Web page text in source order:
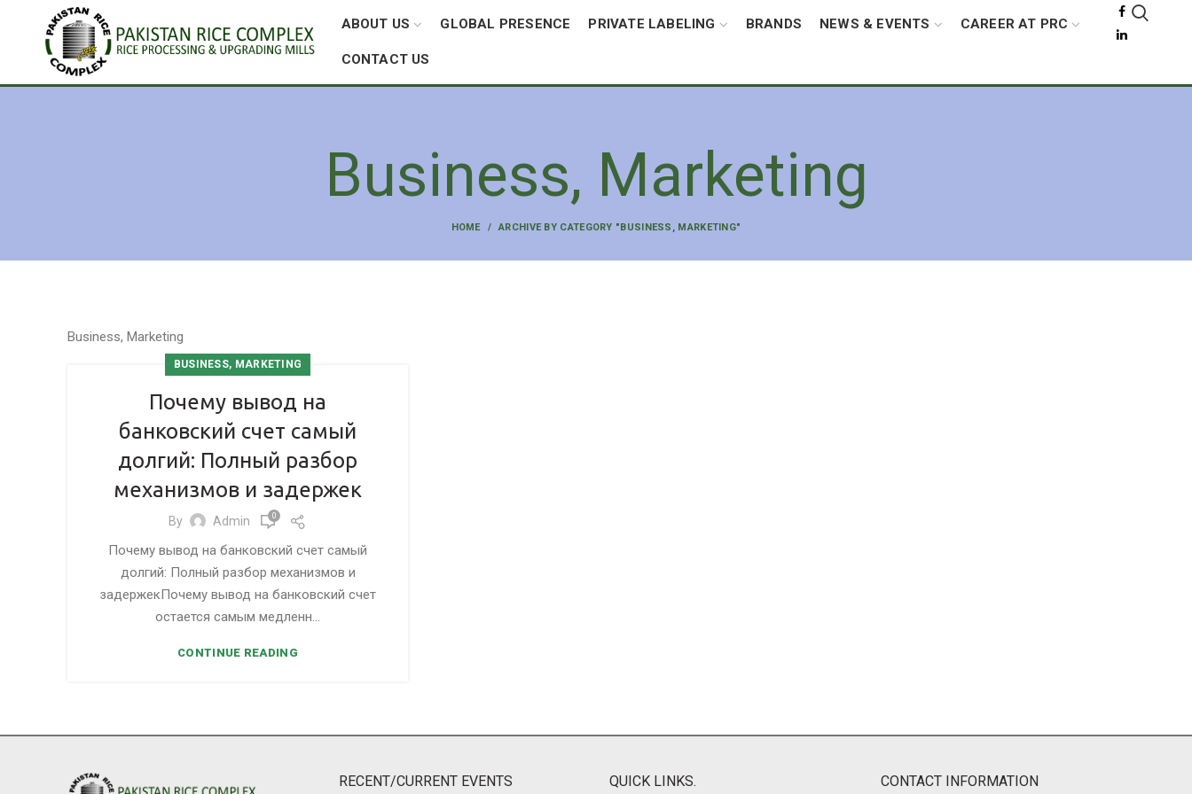
ABOUT US GLOBAL PRESENCE PRIVATE LABELING BRANDS NEWS & EVENTS CAREER AT PRC
CONTACT US
Business, Marketing
HOME ARCHIVE BY CATEGORY "BUSINESS, MARKETING"
Business, Marketing
BUSINESS, MARKETING
Почему вывод на
банковский счет самый
долгий: Полный разбор
механизмов и задержек
By Admin 0
Почему вывод на банковский счет самый
долгий: Полный разбор механизмов и
задержекПочему вывод на банковский счет
остается самым медленн...
CONTINUE READING
RECENT/CURRENT EVENTS QUICK LINKS. CONTACT INFORMATION